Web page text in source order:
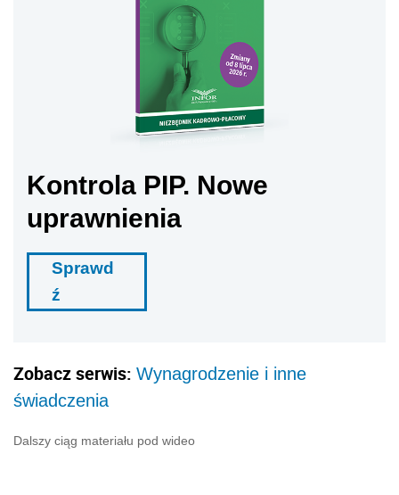
Kontrola PIP. Nowe
uprawnienia
Sprawd
ź
Zobacz serwis: Wynagrodzenie i inne
świadczenia
Dalszy ciąg materiału pod wideo